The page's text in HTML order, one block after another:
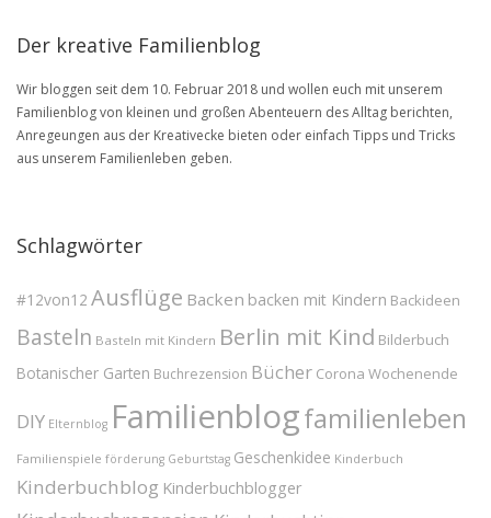
Der kreative Familienblog
Wir bloggen seit dem 10. Februar 2018 und wollen euch mit unserem
Familienblog von kleinen und großen Abenteuern des Alltag berichten,
Anregeungen aus der Kreativecke bieten oder einfach Tipps und Tricks
aus unserem Familienleben geben.
Schlagwörter
#12von12 Ausflüge Backen backen mit Kindern Backideen
Basteln Basteln mit Kindern Berlin mit Kind Bilderbuch
Botanischer Garten Buchrezension Bücher Corona Wochenende
DIY Elternblog Familienblogfamilienleben
Familienspiele förderung Geburtstag Geschenkidee Kinderbuch
Kinderbuchblog Kinderbuchblogger